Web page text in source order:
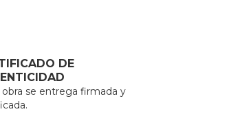
DE
obra se entrega firmada y